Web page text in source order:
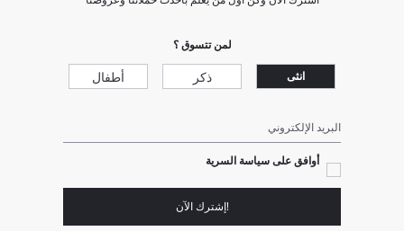
لمن تتسوق ؟
انثى ذكر أطفال
البريد الإلكتروني
أوافق على سياسة السرية
!إشترك الآن